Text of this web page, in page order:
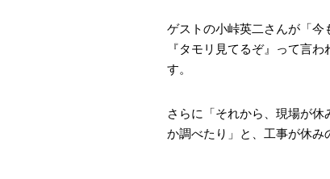
ゲストの小峠英二さんが「今
『タモリ見てるぞ』って言
す。
さらに「それから、現場が
か調べたり」と、工事が休み